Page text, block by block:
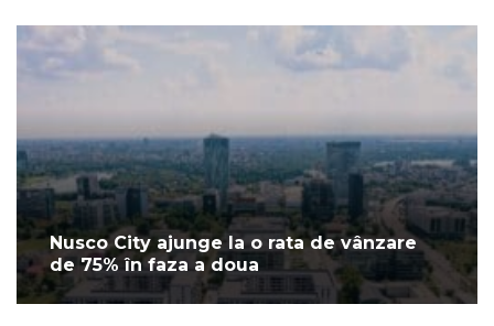
Nusco City ajunge la o rata de vânzare
de 75% în faza a doua